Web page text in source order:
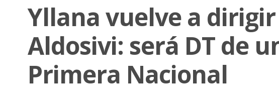
País
Mundo
Zona
Cultura
Yllana vuelve a
Aldosivi: será DT de
Primera Nacional